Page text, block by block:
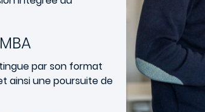
par son format
ainsi une poursuite de